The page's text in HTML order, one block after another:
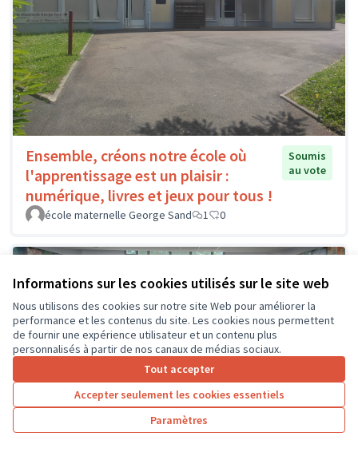
Informations sur les cookies utilisés sur le site web
Nous utilisons des cookies sur notre site Web pour améliorer la
performance et les contenus du site. Les cookies nous permettent
de fournir une expérience utilisateur et un contenu plus
personnalisés à partir de nos canaux de médias sociaux.
Tout accepter
Accepter seulement les cookies essentiels
Paramètres
Ensemble, créons notre école où
l'apprentissage est un plaisir :
numérique, livres et jeux pour tous !
Soumis
au vote
école maternelle George Sand 1 0
ChallENGE : le hall change !